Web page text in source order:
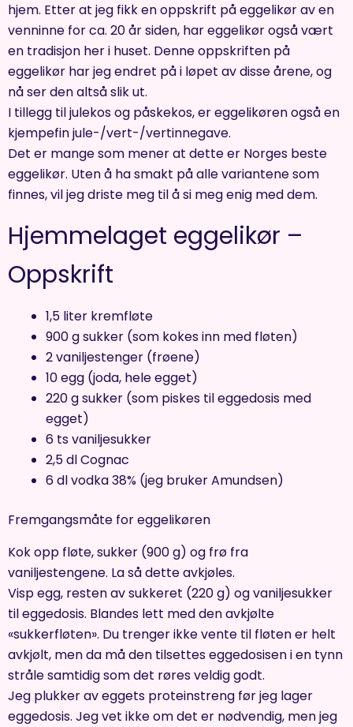
hjem. Etter at jeg fikk en oppskrift på eggelikør av en
venninne for ca. 20 år siden, har eggelikør også vært
en tradisjon her i huset. Denne oppskriften på
eggelikør har jeg endret på i løpet av disse årene, og
nå ser den altså slik ut.
I tillegg til julekos og påskekos, er eggelikøren også en
kjempefin jule-/vert-/vertinnegave.
Det er mange som mener at dette er Norges beste
eggelikør. Uten å ha smakt på alle variantene som
finnes, vil jeg driste meg til å si meg enig med dem.
Hjemmelaget eggelikør –
Oppskrift
1,5 liter kremfløte
900 g sukker (som kokes inn med fløten)
2 vaniljestenger (frøene)
10 egg (joda, hele egget)
220 g sukker (som piskes til eggedosis med
egget)
6 ts vaniljesukker
2,5 dl Cognac
6 dl vodka 38% (jeg bruker Amundsen)
Fremgangsmåte for eggelikøren
Kok opp fløte, sukker (900 g) og frø fra
vaniljestengene. La så dette avkjøles.
Visp egg, resten av sukkeret (220 g) og vaniljesukker
til eggedosis. Blandes lett med den avkjølte
«sukkerfløten». Du trenger ikke vente til fløten er helt
avkjølt, men da må den tilsettes eggedosisen i en tynn
stråle samtidig som det røres veldig godt.
Jeg plukker av eggets proteinstreng før jeg lager
eggedosis. Jeg vet ikke om det er nødvendig, men jeg